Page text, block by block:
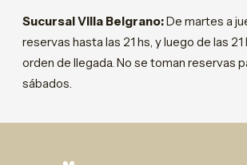
Sucursal Villa Belgrano:De martes a
reservas hasta las 21 hs, y luego de las
orden de llegada. No se toman reservas
sábados.